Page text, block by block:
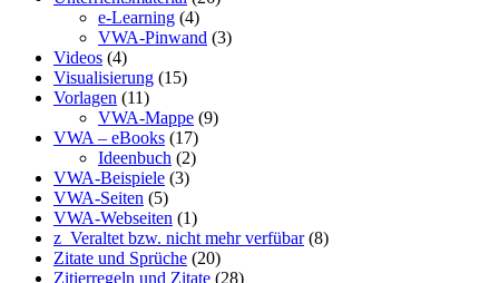
e-Learning (4)
VWA-Pinwand (3)
Videos (4)
Visualisierung (15)
Vorlagen (11)
VWA-Mappe (9)
VWA – eBooks (17)
Ideenbuch (2)
VWA-Beispiele (3)
VWA-Seiten (5)
VWA-Webseiten (1)
z_Veraltet bzw. nicht mehr verfübar(8)
Zitate und Sprüche (20)
Zitierregeln und Zitate (28)